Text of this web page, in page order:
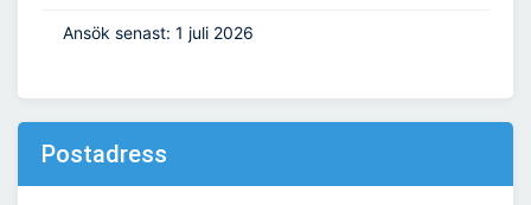
Ansök senast: 1 juli 2026
Postadress